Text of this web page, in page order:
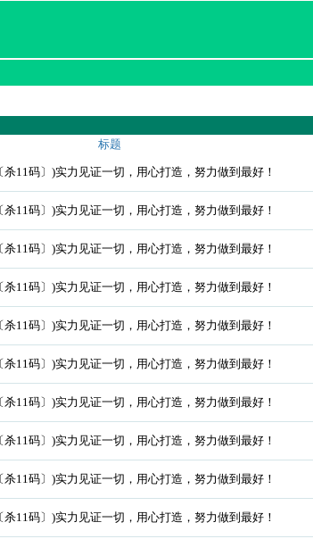
标题
杀11码〕)实力见证一切，用心打造，努力做到最好！
杀11码〕)实力见证一切，用心打造，努力做到最好！
杀11码〕)实力见证一切，用心打造，努力做到最好！
杀11码〕)实力见证一切，用心打造，努力做到最好！
杀11码〕)实力见证一切，用心打造，努力做到最好！
杀11码〕)实力见证一切，用心打造，努力做到最好！
杀11码〕)实力见证一切，用心打造，努力做到最好！
杀11码〕)实力见证一切，用心打造，努力做到最好！
杀11码〕)实力见证一切，用心打造，努力做到最好！
杀11码〕)实力见证一切，用心打造，努力做到最好！